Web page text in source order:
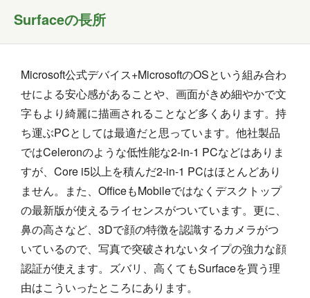
Surfaceの長所
Microsoft公式デバイス+MicrosoftのOSという組み合わ
せによる安心感があることや、画面がきめ細やかで文
字もより綺麗に描画されることなど多くあります。持
ち運ぶPCとしては最適だと思っています。他社製品
ではCeleronのような低性能な2-in-1 PCなどはありま
すが、Core i5以上を積んだ2-in-1 PCはほとんどあり
ません。また、OfficeもMobileではなくデスクトップ
の最新版が使えるライセンスがついています。更に、
鼻の高さなど、3Dで顔の特徴を認識するカメラがつ
いているので、写真で突破されないタイプの強力な顔
認証が使えます。ズバリ、高くてもSurfaceを買う理
由はこういったところにあります。